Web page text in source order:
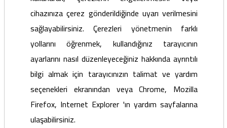
cihazınıza çerez gönderildiğinde uyarı verilmesini
sağlayabilirsiniz. Çerezleri yönetmenin farklı
yollarını öğrenmek, kullandığınız tarayıcının
ayarlarını nasıl düzenleyeceğiniz hakkında ayrıntılı
bilgi almak için tarayıcınızın talimat ve yardım
seçenekleri ekranından veya Chrome, Mozilla
Firefox, Internet Explorer 'ın yardım sayfalarına
ulaşabilirsiniz.